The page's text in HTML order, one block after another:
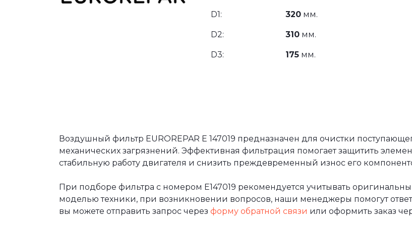
D1: 320 мм.
D2: 310 мм.
D3: 175 мм.
Воздушный фильтр EUROREPAR E 147019 предназначен для очистки
механических загрязнений. Эффективная фильтрация помогает защитить
стабильную работу двигателя и снизить преждевременный износ его
При подборе фильтра с номером E147019 рекомендуется учитывать
моделью техники, при возникновении вопросов, наши менеджеры помогут
вы можете отправить запрос через форму обратной связи или оформить заказ